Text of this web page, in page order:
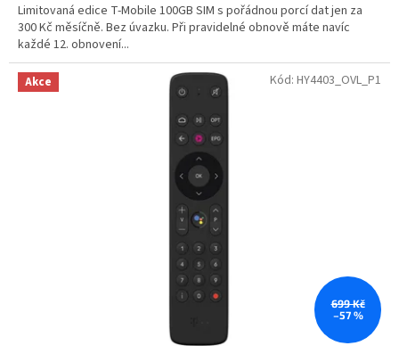
Limitovaná edice T-Mobile 100GB SIM s pořádnou porcí dat jen za
300 Kč měsíčně. Bez úvazku. Při pravidelné obnově máte navíc
každé 12. obnovení...
Akce
699 Kč
–57 %
Kód: HY4403_OVL_P1